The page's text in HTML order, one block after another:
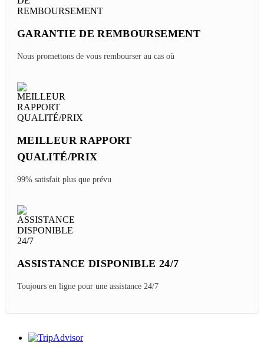
GARANTIE DE REMBOURSEMENT
Nous promettons de vous rembourser au cas où
MEILLEUR RAPPORT
QUALITÉ/PRIX
99% satisfait plus que prévu
ASSISTANCE DISPONIBLE 24/7
Toujours en ligne pour une assistance 24/7